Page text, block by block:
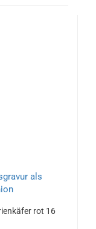
rot 16